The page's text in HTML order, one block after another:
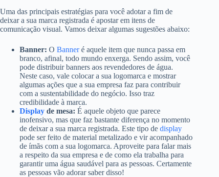
Uma das principais estratégias para você adotar a fim de
deixar a sua marca registrada é apostar em itens de
comunicação visual. Vamos deixar algumas sugestões abaixo:
Banner: O Banneré aquele item que nunca passa em
branco, afinal, todo mundo enxerga. Sendo assim, você
pode distribuir banners aos revendedores de água.
Neste caso, vale colocar a sua logomarca e mostrar
algumas ações que a sua empresa faz para contribuir
com a sustentabilidade do negócio. Isso traz
credibilidade à marca.
Display de mesa: É aquele objeto que parece
inofensivo, mas que faz bastante diferença no momento
de deixar a sua marca registrada. Este tipo de display
pode ser feito de material metalizado e vir acompanhado
de ímãs com a sua logomarca. Aproveite para falar mais
a respeito da sua empresa e de como ela trabalha para
garantir uma água saudável para as pessoas. Certamente
as pessoas vão adorar saber disso!